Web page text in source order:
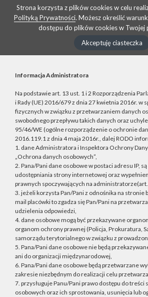
Strona korzysta z plików cookies w celu
Polityką Prywatności. Możesz określić
dostępu do plików cookies w Twojej
Akceptuję ciasteczka
Informacja Administratora
Na podstawie art. 13 ust. 1 i 2 Rozporządzenia
i Rady (UE) 2016/679 z dnia 27 kwietnia 2016r. w
fizycznych w związku z przetwarzaniem danych
swobodnego przepływu takich danych oraz
95/46/WE (ogólne rozporządzenie o ochronie
2016.119.1 z dnia 4 maja 2016r., dalej RODO
1. dane Administratora i Inspektora Ochrony
„Ochrona danych osobowych”,
2. Pana/Pani dane osobowe w postaci adresu IP,
udostępniania strony internetowej oraz
prawnych spoczywających na
3. jeżeli korzysta Pan/Pani z odnośnika na stronie
mail placówki to zgadza się Pan/Pani na
udzielenia odpowiedzi,
4. dane osobowe mogą być przekazywane
organom ochrony prawnej (Policja, Prokuratura,
samorządu terytorialnego w związku z
5. Pana/Pani dane osobowe nie będą
ani do organizacji międzynarodowej,
6. Pana/Pani dane osobowe będą przetwarzane
zakresie niezbędnym do realizacji celu
7. przysługuje Panu/Pani prawo dostępu do treści
osobowych oraz ich sprostowania, usunięcia lub